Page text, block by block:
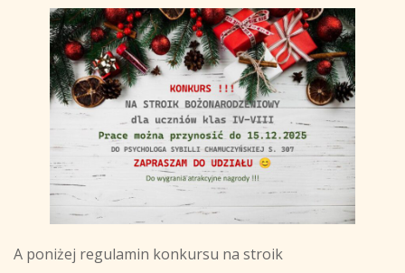
A poniżej regulamin konkursu na stroik